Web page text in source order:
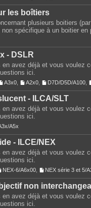
les boîtiers
plusieurs boitiers
spécifique à un boitier en
- DSLR
avez déjà et vous voulez
ici.
A3x0 A2x0 D7D/D5D/A100
- ILCA/SLT
avez déjà et vous voulez
ici.
A5x
- ILCE/NEX
avez déjà et vous voulez
ici.
NEX-6/A6x00 NEX série 3 et 5/
non
avez déjà et vous voulez
ici.